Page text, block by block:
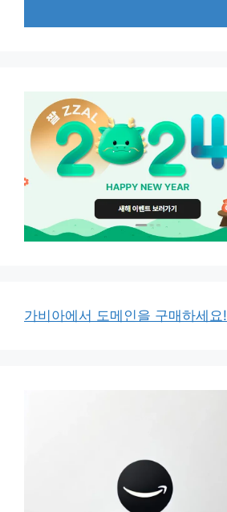
가비아에서 도메인을 구매하세요!